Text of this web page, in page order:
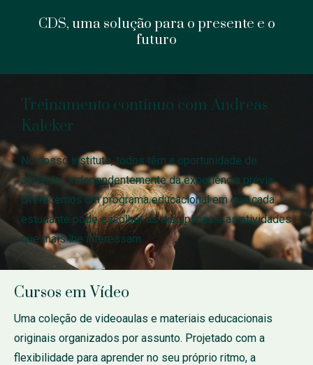
CDS, uma solução para o presente e o
futuro
Treinamento contínuo com Andreas
Kalcker
No nosso instituto, todos têm a oportunidade de
aprender, independentemente da experiência prévia.
Oferecemos um programa educacional em que cada
estudante pode escolher as disciplinas e as atividades
que mais lhe interessam.
Cursos em Vídeo
Uma coleção de videoaulas e materiais educacionais
originais organizados por assunto. Projetado com a
flexibilidade para aprender no seu próprio ritmo, a